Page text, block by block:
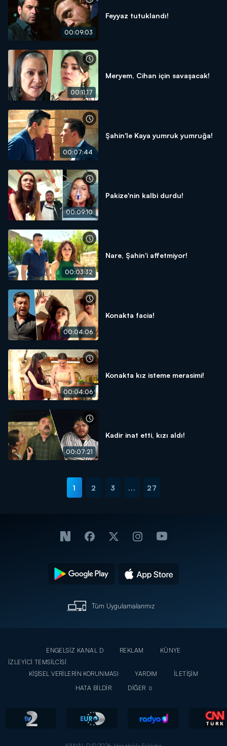
00:09:03
Feyyaz tutuklandı!
00:11:17
Meryem, Cihan için savaşacak!
00:07:44
Şahin'le Kaya yumruk yumruğa!
00:09:10
Pakize'nin kalbi durdu!
00:03:32
Nare, Şahin'i affetmiyor!
00:04:06
Konakta facia!
00:04:06
Konakta kız isteme merasimi!
00:07:21
Kadir inat etti, kızı aldı!
1 2 3 ... 27
Tüm Uygulamalarımız
ENGELSİZ KANAL D REKLAM
KÜNYE
İZLEYİCİ TEMSİLCİSİ
KİŞİSEL VERİLERİN KORUNMASI
YARDIM
İLETİŞİM
HATA BİLDİR
DİĞER